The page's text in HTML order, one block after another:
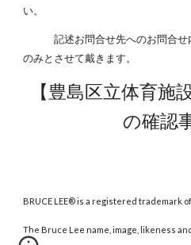
い。
記述お問合せ先へのお問合せ
のみとさせて戴きます。
【豊島区立体育施
の確認
BRUCE LEE® is a registered trademark
The Bruce Lee name, image, likeness